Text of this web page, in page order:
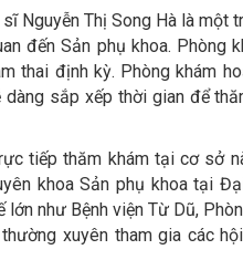
Nguyễn Thị Song Hà là một
đến Sản phụ khoa. Phòng
thai định kỳ. Phòng khám
dàng sắp xếp thời gian để
tiếp thăm khám tại cơ sở
khoa Sản phụ khoa tại
như Bệnh viện Từ Dũ,
xuyên tham gia các